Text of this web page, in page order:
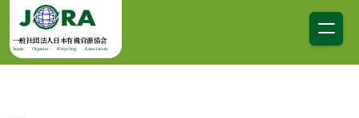
コンテンツへスキップ
メインナビゲーション
一般社団法人日本有機資源協会
Japan Organics Recycling Association